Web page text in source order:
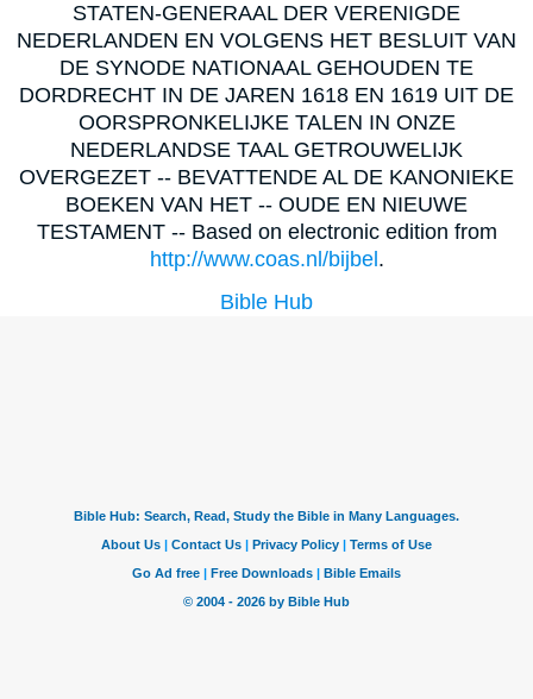
STATEN-GENERAAL DER VERENIGDE
NEDERLANDEN EN VOLGENS HET BESLUIT VAN
DE SYNODE NATIONAAL GEHOUDEN TE
DORDRECHT IN DE JAREN 1618 EN 1619 UIT DE
OORSPRONKELIJKE TALEN IN ONZE
NEDERLANDSE TAAL GETROUWELIJK
OVERGEZET -- BEVATTENDE AL DE KANONIEKE
BOEKEN VAN HET -- OUDE EN NIEUWE
TESTAMENT -- Based on electronic edition from
http://www.coas.nl/bijbel .
Bible Hub